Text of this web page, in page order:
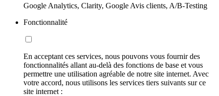
Google Analytics, Clarity, Google Avis clients, A/B-Testing
Fonctionnalité
En acceptant ces services, nous pouvons vous fournir des
fonctionnalités allant au-delà des fonctions de base et vous
permettre une utilisation agréable de notre site internet. Avec
votre accord, nous utilisons les services tiers suivants sur ce
site internet :